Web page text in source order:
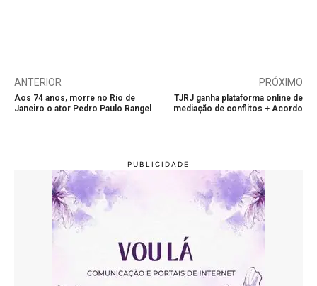
ANTERIOR
Aos 74 anos, morre no Rio de
Janeiro o ator Pedro Paulo Rangel
PRÓXIMO
TJRJ ganha plataforma online de
mediação de conflitos + Acordo